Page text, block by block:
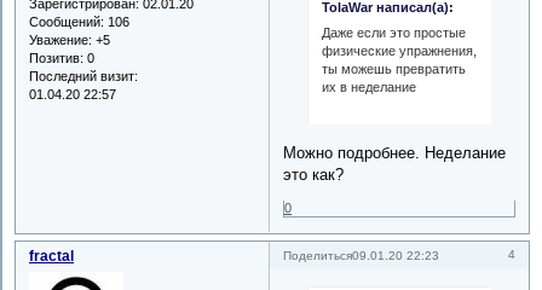
Зарегистрирован: 02.01.20
Сообщений: 106
Уважение: +5
Позитив: 0
Последний визит:
01.04.20 22:57
TolaWar написал(а):
Даже если это простые
физические упражнения,
ты можешь превратить
их в неделание
Можно подробнее. Неделание
это как?
0
Поделиться 4
09.01.20 22:23
fractal